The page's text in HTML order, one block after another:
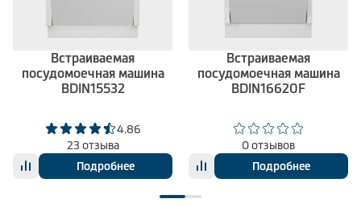
Встраиваемая
посудомоечная машина
BDIN15532
4.86
23 отзыва
Подробнее
Встраиваемая
посудомоечная машина
BDIN16620F
0 отзывов
Подробнее